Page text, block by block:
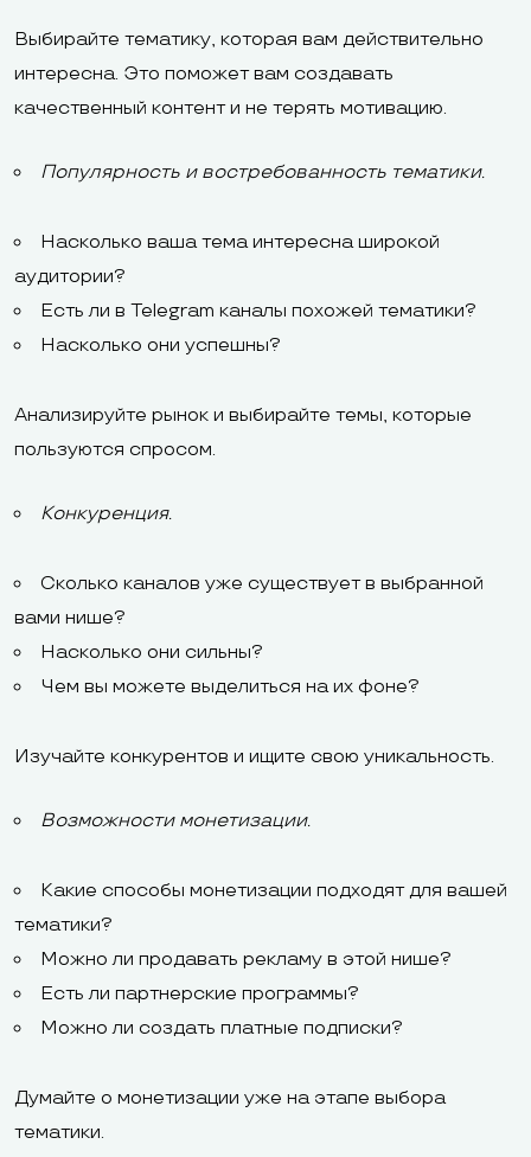
Выбирайте тематику, которая вам действительно
интересна. Это поможет вам создавать
качественный контент и не терять мотивацию.
Популярность и востребованность тематики.
Насколько ваша тема интересна широкой
аудитории?
Есть ли в Telegram каналы похожей тематики?
Насколько они успешны?
Анализируйте рынок и выбирайте темы, которые
пользуются спросом.
Конкуренция.
Сколько каналов уже существует в выбранной
вами нише?
Насколько они сильны?
Чем вы можете выделиться на их фоне?
Изучайте конкурентов и ищите свою уникальность.
Возможности монетизации.
Какие способы монетизации подходят для вашей
тематики?
Можно ли продавать рекламу в этой нише?
Есть ли партнерские программы?
Можно ли создать платные подписки?
Думайте о монетизации уже на этапе выбора
тематики.